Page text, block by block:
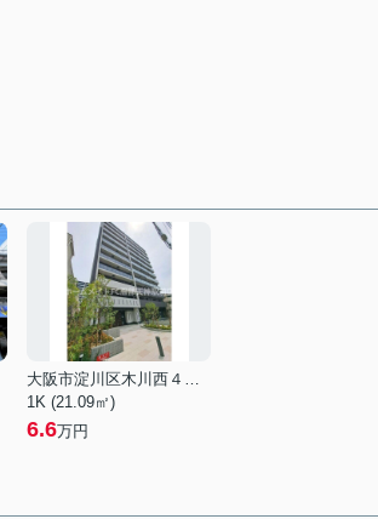
大阪市淀川区木川西４丁目
1K (21.09㎡)
6.6万円